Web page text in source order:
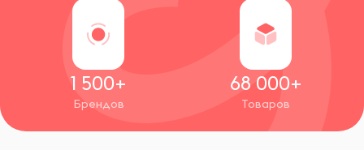
1 500+
Брендов
68 000+
Товаров